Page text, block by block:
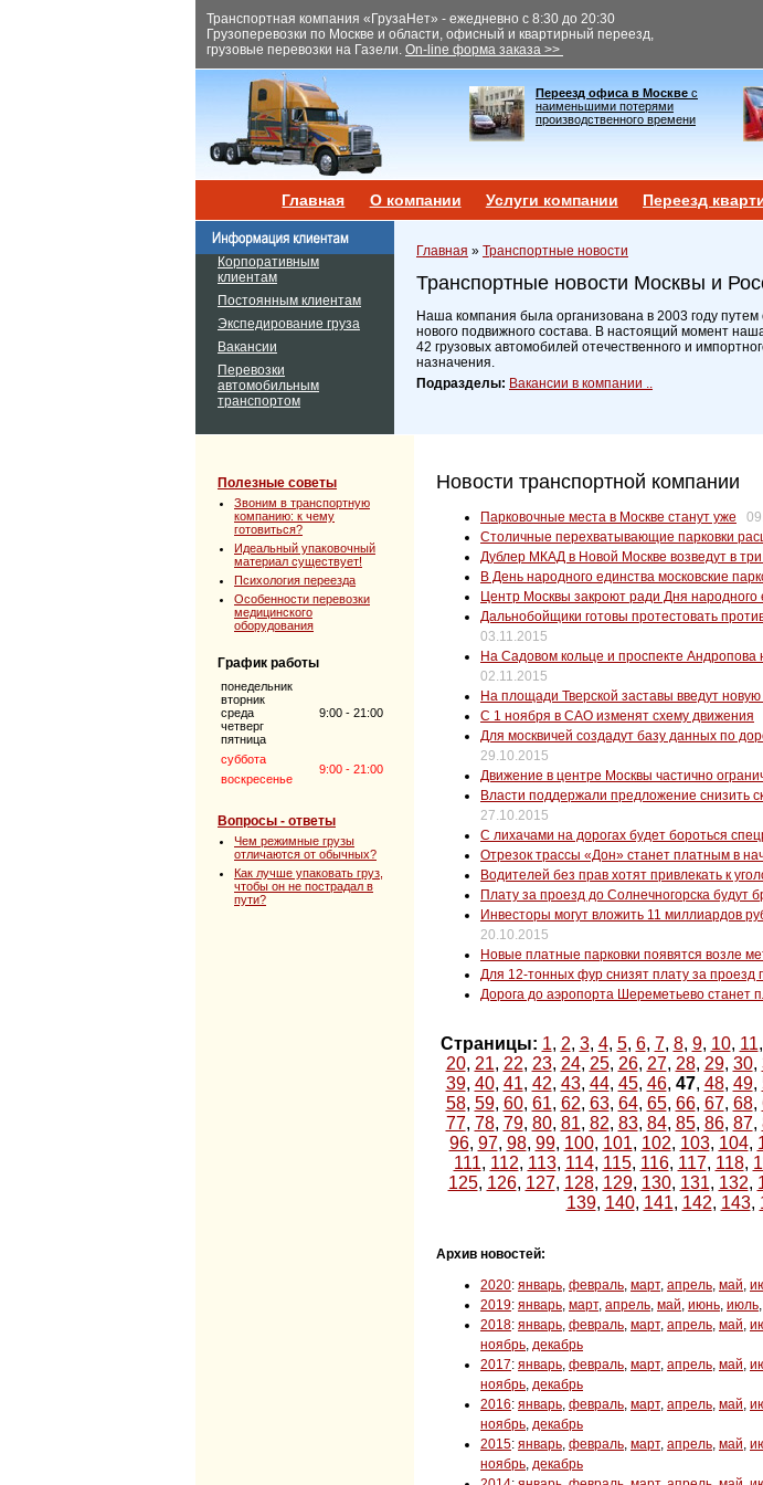
Транспортная компания «ГрузаНет» - ежедневно с 8:30 до 20:30
Грузоперевозки по Москве и области, офисный и квартирный переезд,
грузовые перевозки на Газели. On-line форма заказа >>
Переезд офиса в Москве с
наименьшими потерями
производственного времени
Главная О компании Услуги компании Переезд
Корпоративным
клиентам
Постоянным клиентам
Экспедирование груза
Вакансии
Перевозки
автомобильным
транспортом
Главная » Транспортные новости
Транспортные новости Москвы и
Наша компания была организована в 2003 году
нового подвижного состава. В настоящий момент
42 грузовых автомобилей отечественного и
назначения.
Подразделы: Вакансии в компании ..
Полезные советы
Звоним в транспортную
компанию: к чему
готовиться?
Идеальный упаковочный
материал существует!
Психология переезда
Особенности перевозки
медицинского
оборудования
График работы
понедельник
вторник
среда
четверг
пятница
9:00 - 21:00
суббота
9:00 - 21:00
воскресенье
Вопросы - ответы
Чем режимные грузы
отличаются от обычных?
Как лучше упаковать груз,
чтобы он не пострадал в
пути?
Новости транспортной компании
Парковочные места в Москве станут уже
Столичные перехватывающие парковки
Дублер МКАД в Новой Москве возведут в
В День народного единства московские
Центр Москвы закроют ради Дня народного
Дальнобойщики готовы протестовать
03.11.2015
На Садовом кольце и проспекте Андропова
02.11.2015
На площади Тверской заставы введут
С 1 ноября в САО изменят схему движения
Для москвичей создадут базу данных по
29.10.2015
Движение в центре Москвы частично
Власти поддержали предложение снизить
27.10.2015
С лихачами на дорогах будет бороться
Отрезок трассы «Дон» станет платным в
Водителей без прав хотят привлекать к
Плату за проезд до Солнечногорска будут
Инвесторы могут вложить 11 миллиардов
20.10.2015
Новые платные парковки появятся возле
Для 12-тонных фур снизят плату за
Дорога до аэропорта Шереметьево станет
Страницы: 1, 2, 3, 4, 5, 6, 7, 8, 9, 10, 11,
20, 21, 22, 23, 24, 25, 26, 27, 28, 29, 30,
39, 40, 41, 42, 43, 44, 45, 46, 47, 48, 49,
58, 59, 60, 61, 62, 63, 64, 65, 66, 67, 68,
77, 78, 79, 80, 81, 82, 83, 84, 85, 86, 87,
96, 97, 98, 99, 100, 101, 102, 103, 104,
111, 112, 113, 114, 115, 116, 117, 118,
125, 126, 127, 128, 129, 130, 131, 132,
139, 140, 141, 142, 143,
Архив новостей:
2020: январь, февраль, март, апрель, май,
2019: январь, март, апрель, май, июнь, июль,
2018: январь, февраль, март, апрель, май,
ноябрь, декабрь
2017: январь, февраль, март, апрель, май,
ноябрь, декабрь
2016: январь, февраль, март, апрель, май,
ноябрь, декабрь
2015: январь, февраль, март, апрель, май,
ноябрь, декабрь